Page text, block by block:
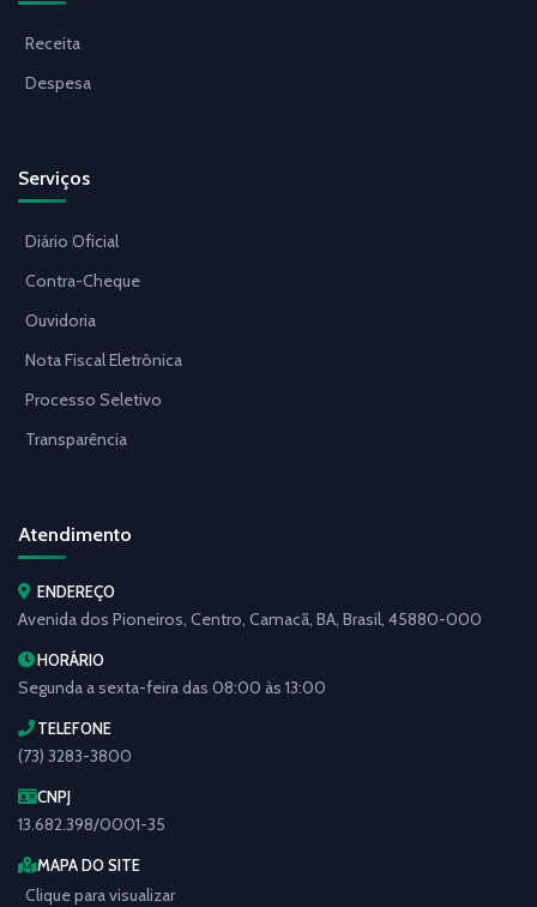
Receita
Despesa
Serviços
Diário Oficial
Contra-Cheque
Ouvidoria
Nota Fiscal Eletrônica
Processo Seletivo
Transparência
Atendimento
ENDEREÇO
Avenida dos Pioneiros, Centro, Camacã, BA, Brasil, 45880-000
HORÁRIO
Segunda a sexta-feira das 08:00 às 13:00
TELEFONE
(73) 3283-3800
CNPJ
13.682.398/0001-35
MAPA DO SITE
Clique para visualizar